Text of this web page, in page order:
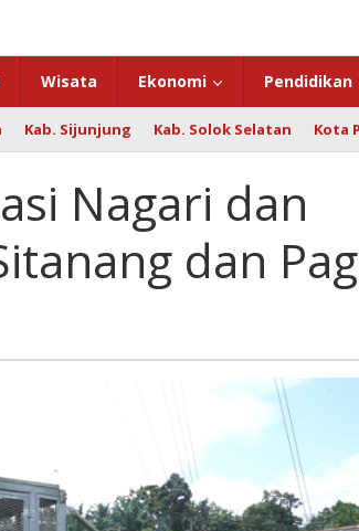
Wisata Ekonomi Pendidikan
Kab. Sijunjung Kab. Solok Selatan Kota
Nagari dan
dan